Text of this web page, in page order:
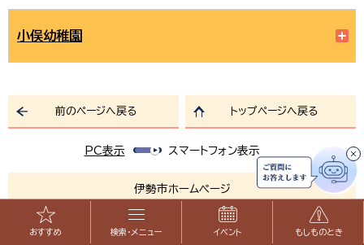
小俣幼稚園
前のページへ戻る トップページへ戻る
PC表示 スマートフォン表示
伊勢市ホームページ
おすすめ 検索・メニュー イベント もしものとき